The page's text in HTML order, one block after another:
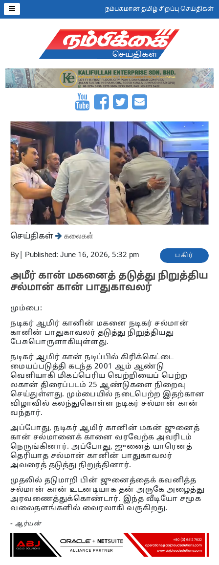
நம்பகமான தமிழ் சிறப்பு செய்திகள்
செய்திகள் கலைகள்
By Published: June 16, 2026, 5:32 pm பகிர்
அமீர் கான் மகனைத் தடுத்து நிறுத்திய
சல்மான் கான் பாதுகாவலர்
மும்பை:
நடிகர் ஆமிர் கானின் மகனை நடிகர் சல்மான்
கானின் பாதுகாவலர் தடுத்து நிறுத்தியது
பேசுபொருளாகியுள்ளது.
நடிகர் ஆமிர் கான் நடிப்பில் கிரிக்கெட்டை
மையப்படுத்தி கடந்த 2001 ஆம் ஆண்டு
வெளியாகி மிகப்பெரிய வெற்றியைப் பெற்ற
லகான் திரைப்படம் 25 ஆண்டுகளை நிறைவு
செய்துள்ளது. மும்பையில் நடைபெற்ற இதற்கான
விழாவில் கலந்துகொள்ள நடிகர் சல்மான் கான்
வந்தார்.
அப்போது, நடிகர் ஆமிர் கானின் மகன் ஜுனைத்
கான் சல்மானைக் கானை வரவேற்க அவரிடம்
நெருங்கினார். அப்போது, ஜுனைத் யாரெனத்
தெரியாத சல்மான் கானின் பாதுகாவலர்
அவரைத் தடுத்து நிறுத்தினார்.
முதலில் தடுமாறி பின் ஜுனைத்தைக் கவனித்த
சல்மான் கான் உடனடியாக தன் அருகே அழைத்து
அரவணைத்துக்கொண்டார். இந்த வீடியோ சமூக
வலைதளங்களில் வைரலாகி வருகிறது.
-ஆர்யன்